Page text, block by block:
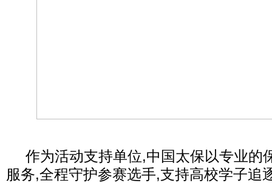
作为活动支持单位,中国太保以专业的
服务,全程守护参赛选手,支持高校学子追